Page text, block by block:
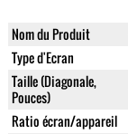
Nom du Produit
Type d'Ecran
Taille (Diagonale,
Pouces)
Ratio écran/appareil